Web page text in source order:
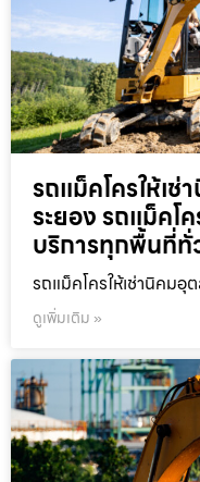
รถแม็คโครให้เช่
ระยอง รถแม็คโ
บริการทุกพื้นที่ทั่
รถแม็คโครให้เช่านิคมอุ
ดูเพิ่มเติม »